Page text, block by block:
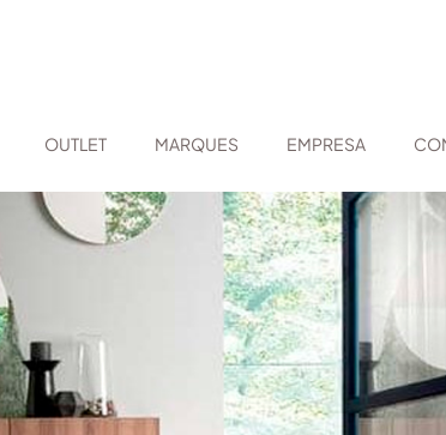
OUTLET MARQUES EMPRESA